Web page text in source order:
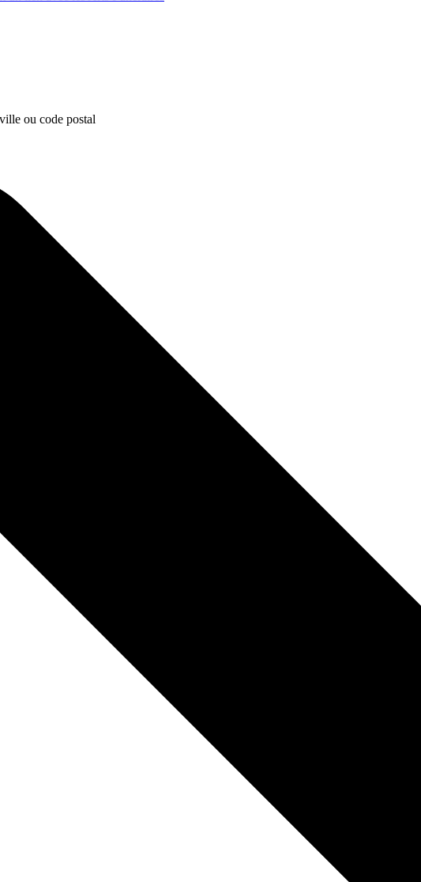
ou code postal